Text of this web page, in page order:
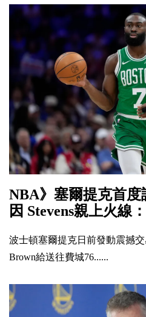
NBA》塞爾提克首
因 Stevens親上火線
波士頓塞爾提克日前發動震撼
Brown給送往費城76......